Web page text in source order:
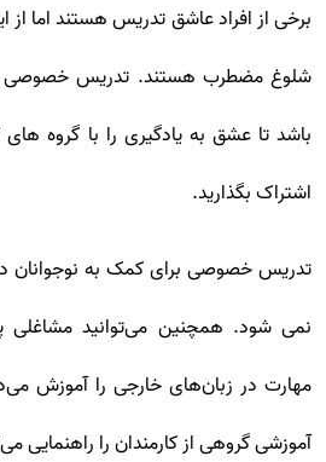
برخی از افراد عاشق تدریس هستند اما
شلوغ مضطرب هستند. تدریس خصوصی
باشد تا عشق به یادگیری را با گروه
اشتراک بگذارید.
تدریس خصوصی برای کمک به نوجوانان
نمی شود. همچنین می‌توانید مشاغلی
مهارت در زبان‌های خارجی را آموزش
آموزشی گروهی از کارمندان را راهنمایی